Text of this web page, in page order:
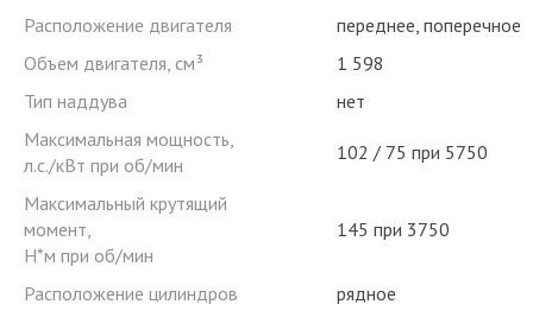
Расположение двигателя
переднее, поперечное
Объем двигателя, см³
1 598
Тип наддува
нет
Максимальная мощность,
л.с./кВт при об/мин
102 / 75 при 5750
Максимальный крутящий
момент,
Н*м при об/мин
145 при 3750
Расположение цилиндров
рядное